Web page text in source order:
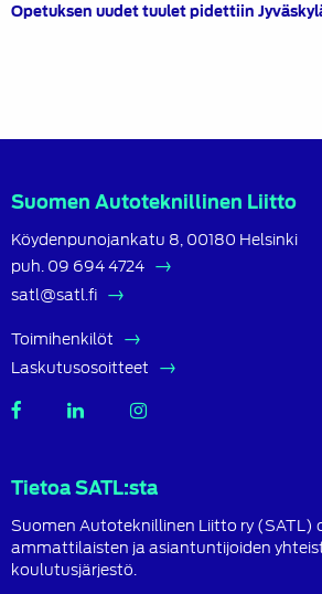
Opetuksen uudet tuulet pidettiin
Suomen Autoteknillinen Liitto
Köydenpunojankatu 8, 00180 Helsinki
puh. 09 694 4724
satl@satl.fi
Toimihenkilöt
Laskutusosoitteet
SATL
SATL
Tietoa SATL:sta
Suomen Autoteknillinen Liitto ry (SATL)
ammattilaisten ja asiantuntijoiden
koulutusjärjestö.